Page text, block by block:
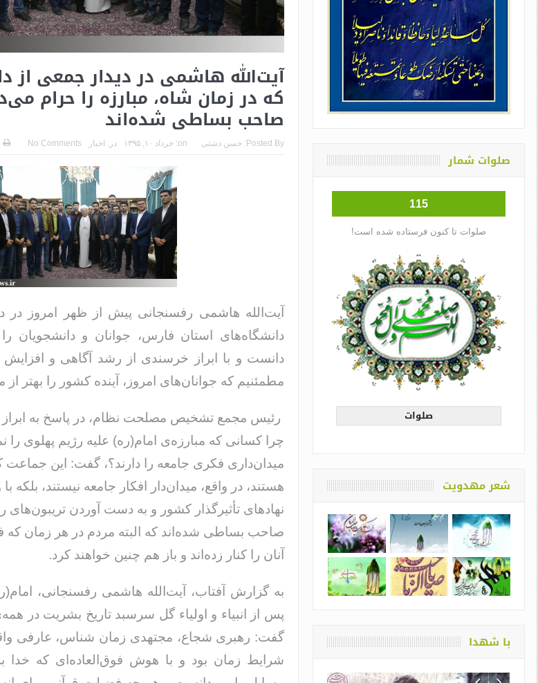
آیت‌الله هاشمی در دیدار جمعی از
که در زمان شاه، مبارزه را حرام
صاحب بساطی شد‌ه‌اند
Posted By: حسن دشتی on: خرداد ۱۰, ۱۳۹۵ در: اخبار No Comments
آیت‌الله هاشمی رفسنجانی پیش از ظهر امروز در
دانشگاه‌های استان فارس، جوانان و دانشجویان را
دانست و با ابراز خرسندی از رشد آگاهی و
مطمئنیم که جوانان‌های امروز، آینده کشور را بهتر از
رئیس مجمع تشخیص مصلحت نظام، در پاسخ به ابراز
چرا کسانی که مبارزه‌ی امام(ره) علیه رژیم پهلوی را
میدان‌داری فکری جامعه را دارند؟، گفت: این جماعت
هستند، در واقع، میدان‌دار افکار جامعه نیستند، بلکه
نهادهای تأثیرگذار کشور و به دست آوردن
صاحب بساطی شد‌ه‌اند که البته مردم در هر زمان که
آنان را کنار زده‌اند و باز هم چنین خواهند کرد.
به گزارش آفتاب، آیت‌الله هاشمی رفسنجانی،
پس از انبیاء و اولیاء گل سرسبد تاریخ بشریت در
گفت: رهبری شجاع، مجتهدی زمان شناس، عارفی
شرایط زمان بود و با هوش فوق‌العاده‌ای که خدا
صلوات شمار
115
صلوات تا کنون فرستاده شده است!
صلوات
شعر مهدویت
با شهدا